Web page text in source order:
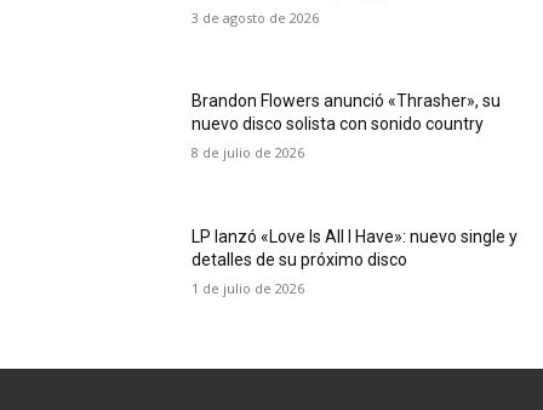
3 de agosto de 2026
Brandon Flowers anunció «Thrasher», su
nuevo disco solista con sonido country
8 de julio de 2026
LP lanzó «Love Is All I Have»: nuevo single y
detalles de su próximo disco
1 de julio de 2026